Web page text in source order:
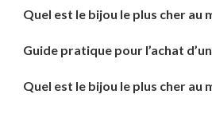
Quel est le bijou le plus cher au
Guide pratique pour l’achat
Quel est le bijou le plus cher au